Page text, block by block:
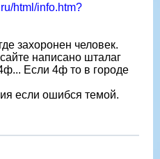
html/info.htm?
захоронен человек.
написано шталаг
Если 4ф то в городе
если ошибся темой.